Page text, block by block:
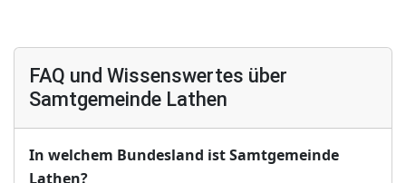
FAQ und Wissenswertes über
Samtgemeinde Lathen
In welchem Bundesland ist Samtgemeinde
Lathen?